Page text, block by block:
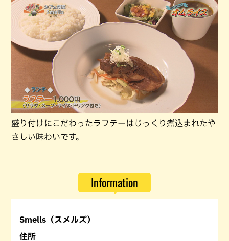
盛り付けにこだわったラフテーはじっくり煮込まれたや
さしい味わいです。
Information
Smells（スメルズ）
住所